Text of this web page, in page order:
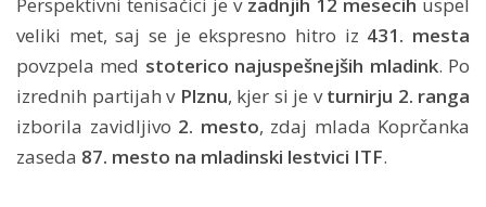
veliki met, saj se je ekspresno hitro iz 431. mesta
povzpela med stoterico najuspešnejših mladink. Po
izrednih partijah v Plznu, kjer si je vturnirju 2. ranga
izborila zavidljivo 2. mesto, zdaj mlada Koprčanka
zaseda 87. mesto na mladinski lestvici ITF.